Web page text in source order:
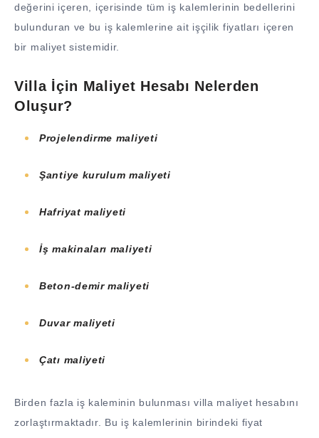
değerini içeren, içerisinde tüm iş kalemlerinin bedellerini
bulunduran ve bu iş kalemlerine ait işçilik fiyatları içeren
bir maliyet sistemidir.
Villa İçin Maliyet Hesabı Nelerden
Oluşur?
Projelendirme maliyeti
Şantiye kurulum maliyeti
Hafriyat maliyeti
İş makinaları maliyeti
Beton-demir maliyeti
Duvar maliyeti
Çatı maliyeti
Birden fazla iş kaleminin bulunması villa maliyet hesabını
zorlaştırmaktadır. Bu iş kalemlerinin birindeki fiyat